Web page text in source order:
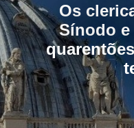
Os
Sínodo